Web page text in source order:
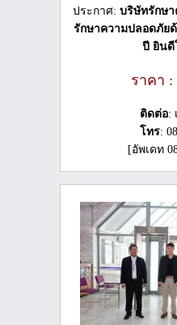
ประกาศ: บริษัทรักษ
รักษาความปลอดภัย
ปี ยินดี
ราคา :
ติดต่อ:
โทร:
[อัพเดท